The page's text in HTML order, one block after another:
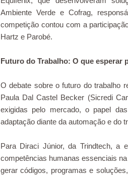
Ambiente Verde e Cofrag,
competição contou com a
Hartz e Parobé.
Futuro do Trabalho: O que esperar
O debate sobre o futuro do trabalho
Paula Dal Castel Becker (Sicredi
exigidas pelo mercado, o papel
adaptação diante da automação e do
Para Diraci Júnior, da Trindtech, a
competências humanas essenciais
gerar códigos, programas e